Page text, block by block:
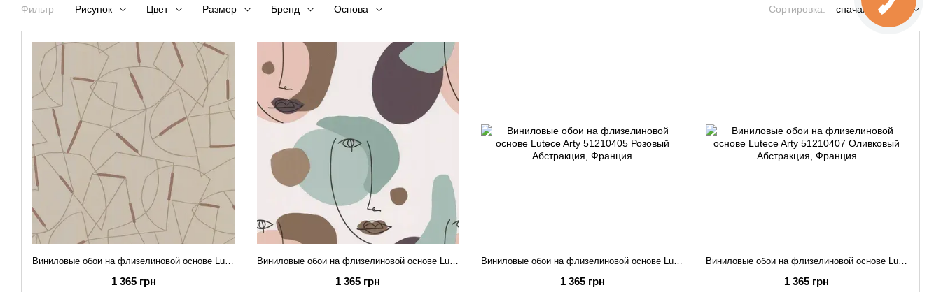
Фильтр Рисунок Цвет Размер Бренд Основа Сортировка: сначала новые
1 365 грн
Виниловые обои на флизелиновой основе Lutece Arty 51210401 Розовый Абстракция
1 365 грн 1 365 грн
Виниловые обои на флизелиновой основе Lutece Arty 51210407 Оливковый Абстракция
1 365 грн